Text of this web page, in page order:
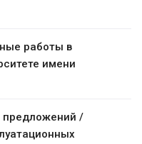
работы в
имени
предложений /